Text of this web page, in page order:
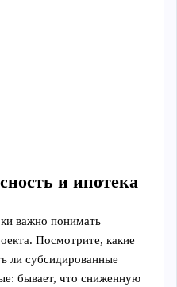
и ипотека
важно понимать
Посмотрите, какие
ли субсидированные
бывает, что сниженную